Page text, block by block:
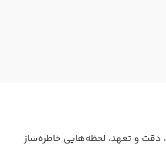
همراه مطمئن سفرهای شماست. ما با تجربه، دقت و تعهد، لحظه‌هایی خاطره‌ساز